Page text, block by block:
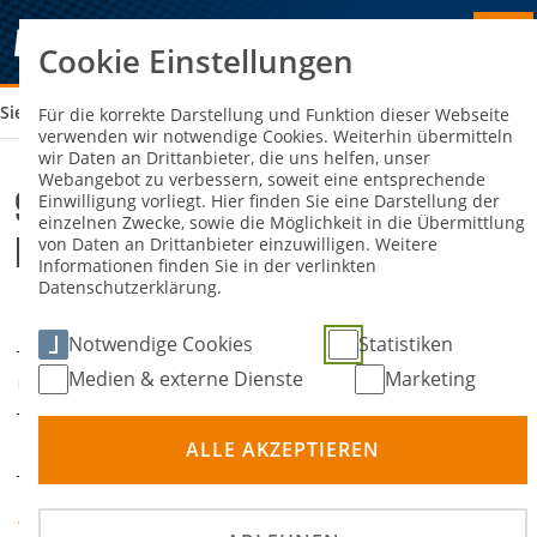
Sie sind hier: 9. ADAC OWL CLUBSPORT RALLYESPRINT
9. ADAC OWL Clubsport
Rallyesprint
13. Juni 2026
ORT Mastholte-Rietberg
VERANSTALTER
ADAC Ostwestfalen-
Cookie Einstellungen
Für die korrekte Darstellung und Funktion dieser Webseite
verwenden wir notwendige Cookies. Weiterhin übermitteln
wir Daten an Drittanbieter, die uns helfen, unser
Webangebot zu verbessern, soweit eine entsprechende
Einwilligung vorliegt. Hier finden Sie eine Darstellung der
einzelnen Zwecke, sowie die Möglichkeit in die Übermittlung
von Daten an Drittanbieter einzuwilligen. Weitere
Informationen finden Sie in der verlinkten
Datenschutzerklärung.
Notwendige Cookies
Statistiken
Medien & externe Dienste
Marketing
ALLE AKZEPTIEREN